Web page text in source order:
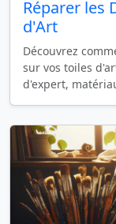
Réparer les
d'Art
Découvrez
sur vos toiles
d'expert,